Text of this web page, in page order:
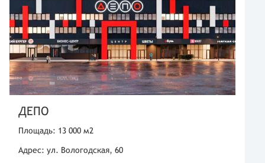
ДЕПО
Площадь: 13 000 м2
Адрес: ул. Вологодская, 60